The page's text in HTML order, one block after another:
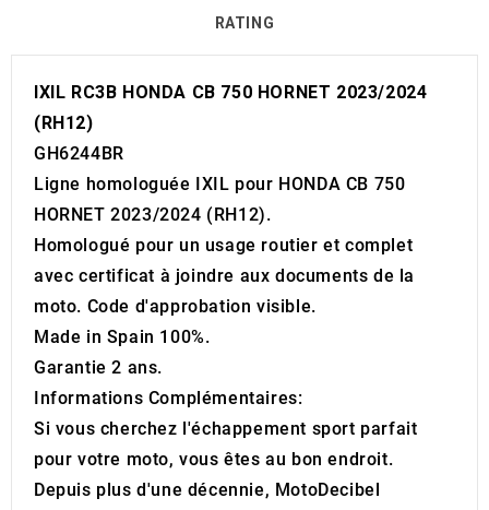
RATING
IXIL RC3B HONDA CB 750 HORNET 2023/2024
(RH12)
GH6244BR
Ligne homologuée IXIL pour HONDA CB 750
HORNET 2023/2024 (RH12).
Homologué pour un usage routier et complet
avec certificat à joindre aux documents de la
moto. Code d'approbation visible.
Made in Spain 100%.
Garantie 2 ans.
Informations Complémentaires:
Si vous cherchez l'échappement sport parfait
pour votre moto, vous êtes au bon endroit.
Depuis plus d'une décennie, MotoDecibel